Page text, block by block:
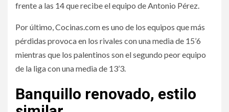
frente a las 14 que recibe el equipo de Antonio Pérez.
Por último, Cocinas.com es uno de los equipos que más
pérdidas provoca en los rivales con una media de 15’6
mientras que los palentinos son el segundo peor equipo
de la liga con una media de 13’3.
Banquillo renovado, estilo